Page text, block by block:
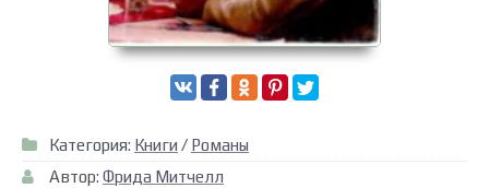
Категория: Книги / Романы
Автор: Фрида Митчелл